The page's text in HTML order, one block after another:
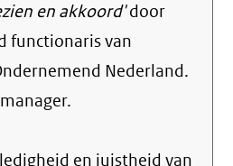
en akkoord'door
functionaris van
Nederland.
.
en juistheid van